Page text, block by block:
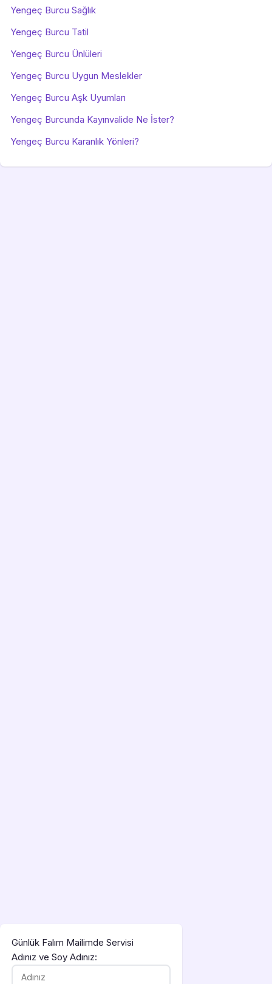
Yengeç Burcu Sağlık
Yengeç Burcu Tatil
Yengeç Burcu Ünlüleri
Yengeç Burcu Uygun Meslekler
Yengeç Burcu Aşk Uyumları
Yengeç Burcunda Kayınvalide Ne İster?
Yengeç Burcu Karanlık Yönleri?
Günlük Falım Mailimde Servisi
Adınız ve Soy Adınız: